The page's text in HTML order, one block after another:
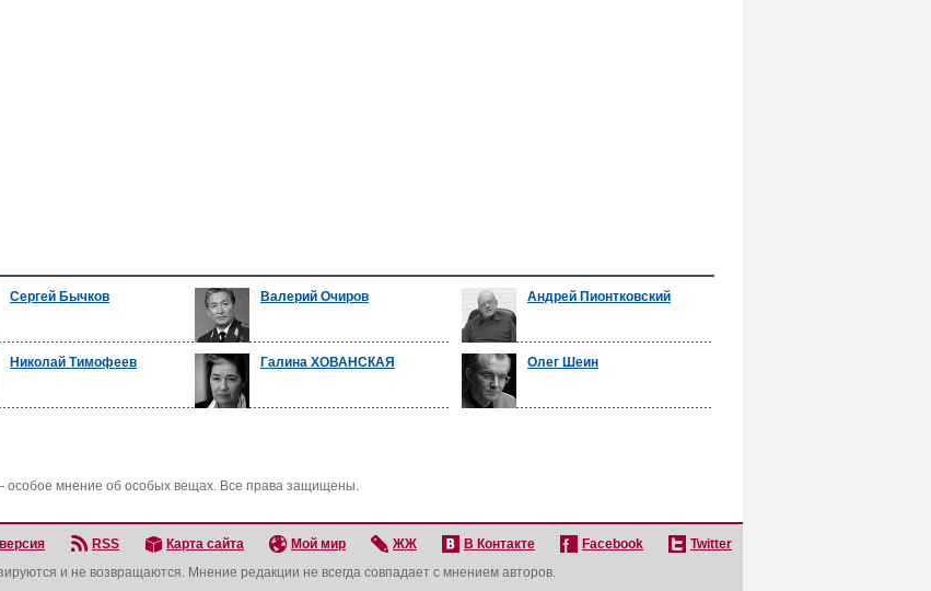
Сергей Бычков Валерий Очиров Андрей Пионтковский
Николай Тимофеев Галина ХОВАНСКАЯ Олег Шеин
особое мнение об особых вещах. Все права защищены.
RSS Карта сайта Мой мир ЖЖ В Контакте Facebook
Twitter
и не возвращаются. Мнение редакции не всегда совпадает с мнением авторов.